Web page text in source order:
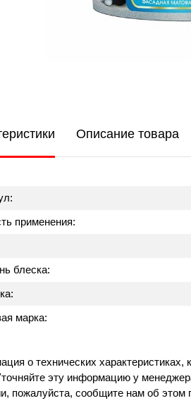
Описание товара
применения:
блеска:
марка:
о технических характеристиках,
эту информацию у
пожалуйста, сообщите нам об этом